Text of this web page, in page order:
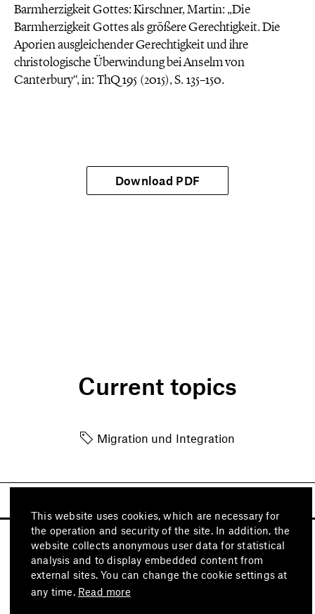
Barmherzigkeit Gottes: Kirschner, Martin: „Die
Barmherzigkeit Gottes als größere Gerechtigkeit. Die
Aporien ausgleichender Gerechtigkeit und ihre
christologische Überwindung bei Anselm von
Canterbury“, in: ThQ 195 (2015), S. 135–150.
Download PDF
Current topics
Migration und Integration
This website uses cookies, which are necessary for
the operation and security of the site. In addition, the
website collects anonymous user data for statistical
analysis and to display embedded content from
external sites. You can change the cookie settings at
any time. Read more